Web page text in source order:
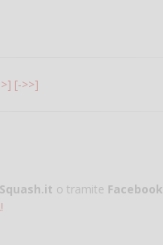
[->>]
Squash.it o tramite Facebook